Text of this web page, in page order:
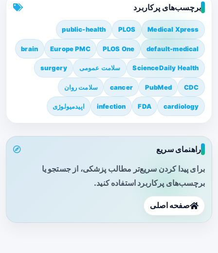
برچسب‌های پرکاربرد
Medical Xpress
PLOS
public-health
default-medical
PLOS One
Europe PMC
brain
ScienceDaily Health سلامت عمومی surgery
CDC
PubMed
cancer سلامت روان
cardiology
FDA
infection اپیدمیولوژی
راهنمای سریع
برای پیدا کردن سریع‌تر مطالب پزشکی، از جستجو یا
برچسب‌های پرکاربرد استفاده کنید.
صفحه اصلی